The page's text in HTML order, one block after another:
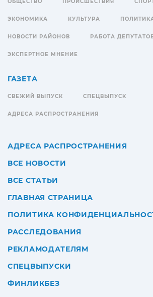
ОБЩЕСТВО ПРОИСШЕСТВИЯ
ЭКОНОМИКА КУЛЬТУРА
НОВОСТИ РАЙОНОВ РАБОТА
ЭКСПЕРТНОЕ МНЕНИЕ
ГАЗЕТА
СВЕЖИЙ ВЫПУСК СПЕЦВЫПУСК
АДРЕСА РАСПРОСТРАНЕНИЯ
АДРЕСА РАСПРОСТРАНЕНИЯ
ВСЕ НОВОСТИ
ВСЕ СТАТЬИ
ГЛАВНАЯ СТРАНИЦА
ПОЛИТИКА
РАССЛЕДОВАНИЯ
РЕКЛАМОДАТЕЛЯМ
СПЕЦВЫПУСКИ
ФИНЛИКБЕЗ